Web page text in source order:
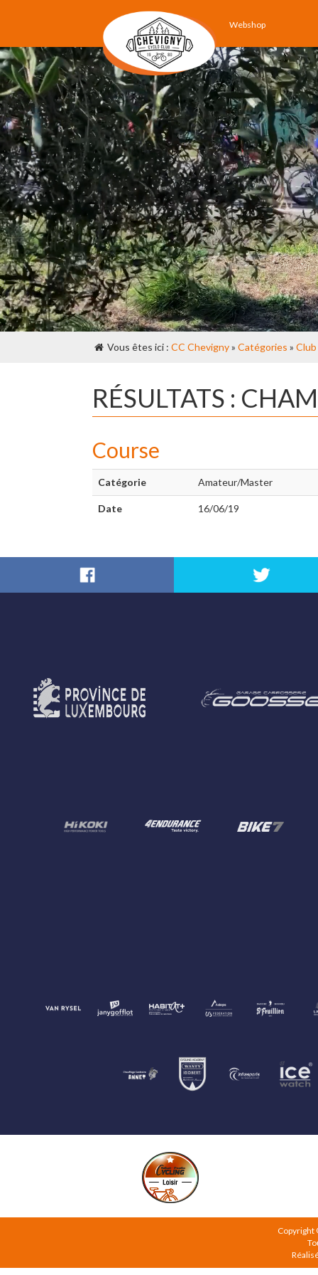
Webshop
Vous êtes ici : CC Chevigny» Catégories » Club
RÉSULTATS :
Course
Catégorie Amateur/Master
Date 16/06/19